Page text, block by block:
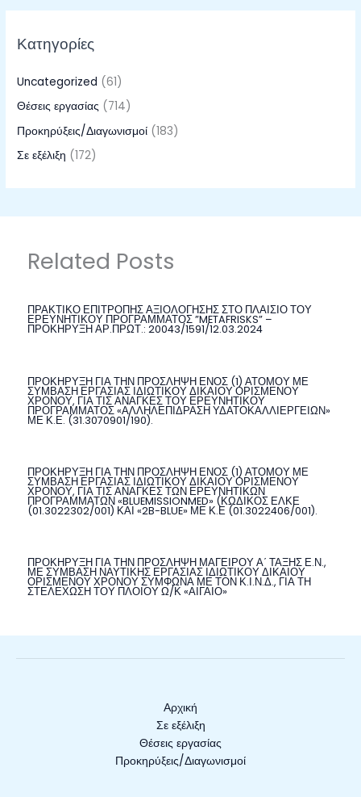
Κατηγορίες
Uncategorized (61)
Θέσεις εργασίας (714)
Προκηρύξεις/Διαγωνισμοί (183)
Σε εξέλιξη (172)
Related Posts
ΠΡΑΚΤΙΚΟ ΕΠΙΤΡΟΠΗΣ ΑΞΙΟΛΟΓΗΣΗΣ ΣΤΟ ΠΛΑΙΣΙΟ ΤΟΥ
ΕΡΕΥΝΗΤΙΚΟΥ ΠΡΟΓΡΑΜΜΑΤΟΣ ”METAFRISKS” –
ΠΡΟΚΗΡΥΞΗ ΑΡ.ΠΡΩΤ.: 20043/1591/12.03.2024
ΠΡΟΚΗΡΥΞΗ ΓΙΑ ΤΗΝ ΠΡΟΣΛΗΨΗ ΕΝΟΣ (1) ΑΤΟΜΟΥ ΜΕ
ΣΥΜΒΑΣΗ ΕΡΓΑΣΙΑΣ ΙΔΙΩΤΙΚΟΥ ΔΙΚΑΙΟΥ ΟΡΙΣΜΕΝΟΥ
ΧΡΟΝΟΥ, ΓΙΑ ΤΙΣ ΑΝΑΓΚΕΣ ΤΟΥ ΕΡΕΥΝΗΤΙΚΟΥ
ΠΡΟΓΡΑΜΜΑΤΟΣ «ΑΛΛΗΛΕΠΙΔΡΑΣΗ ΥΔΑΤΟΚΑΛΛΙΕΡΓΕΙΩΝ»
ΜΕ Κ.Ε. (31.3070901/190).
ΠΡΟΚΗΡΥΞΗ ΓΙΑ ΤΗΝ ΠΡΟΣΛΗΨΗ ΕΝΟΣ (1) ΑΤΟΜΟΥ ΜΕ
ΣΥΜΒΑΣΗ ΕΡΓΑΣΙΑΣ ΙΔΙΩΤΙΚΟΥ ΔΙΚΑΙΟΥ ΟΡΙΣΜΕΝΟΥ
ΧΡΟΝΟΥ, ΓΙΑ ΤΙΣ ΑΝΑΓΚΕΣ ΤΩΝ ΕΡΕΥΝΗΤΙΚΩΝ
ΠΡΟΓΡΑΜΜΑΤΩΝ «BLUEMISSIONMED» (ΚΩΔΙΚΟΣ ΕΛΚΕ
(01.3022302/001) ΚΑΙ «2B-BLUE» ΜΕ Κ.Ε (01.3022406/001).
ΠΡΟΚΗΡΥΞΗ ΓΙΑ ΤΗΝ ΠΡΟΣΛΗΨΗ ΜΑΓΕΙΡΟΥ Α΄ ΤΑΞΗΣ Ε.Ν.,
ΜΕ ΣΥΜΒΑΣΗ ΝΑΥΤΙΚΗΣ ΕΡΓΑΣΙΑΣ ΙΔΙΩΤΙΚΟΥ ΔΙΚΑΙΟΥ
ΟΡΙΣΜΕΝΟΥ ΧΡΟΝΟΥ ΣΥΜΦΩΝΑ ΜΕ ΤΟΝ Κ.Ι.Ν.Δ., ΓΙΑ ΤΗ
ΣΤΕΛΕΧΩΣΗ ΤΟΥ ΠΛΟΙΟΥ Ω/Κ «ΑΙΓΑΙΟ»
Αρχική
Σε εξέλιξη
Θέσεις εργασίας
Προκηρύξεις/Διαγωνισμοί